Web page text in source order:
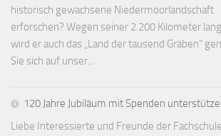
historisch gewachsene Niedermoorlandschaft
erforschen? Wegen seiner 2.200 Kilometer
wird er auch das „Land der tausend Gräben“
Sie sich auf unser...
120 Jahre Jubiläum mit Spenden
Liebe Interessierte und Freunde der Fachschule